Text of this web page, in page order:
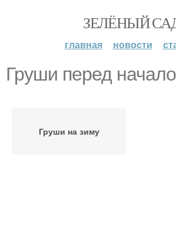
ЗЕЛЁНЫЙ
главная новости
Груши перед
Груши на зиму